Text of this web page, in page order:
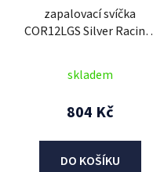
zapalovací svíčka
COR12LGS Silver Racing,
skladem
804 Kč
DO KOŠÍKU